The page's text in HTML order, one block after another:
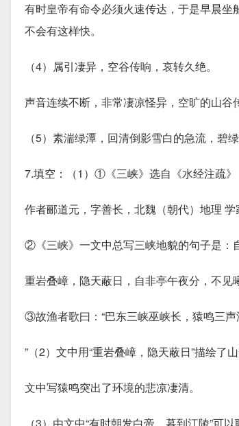
有时皇帝有命令必须火速传达，于是早晨
不会有这样快。
（4）属引凄异，空谷传响，哀转久绝。
声音连续不断，非常凄凉怪异，空旷的山谷
（5）素湍绿潭，回清倒影雪白的急流，碧
7.填空：（1）①《三峡》选自《水经注疏》
作者郦道元，字善长，北魏（朝代）地理 学
②《三峡》一文中总写三峡地貌的句子是：
重岩叠嶂，隐天蔽日，自非亭午夜分，不见
③故渔者歌曰：“巴东三峡巫峡长，猿鸣三声
”（2）文中用“重岩叠嶂，隐天蔽日”描绘了
文中写猿鸣突出了环境的悲凉凄清。